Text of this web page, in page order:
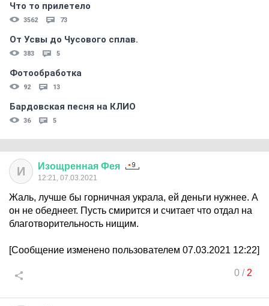
Что то прилетело
3562 73
От Усвы до Чусового сплав.
383 5
Фотообработка
92 13
Бардовская песня на КЛИО
36 5
И Изощренная Фея
12:21, 07.03.2021
Жаль, лучше бы горничная украла, ей деньги нужнее. А
он не обеднеет. Пусть смирится и считает что отдал на
благотворительность нищим.
[Сообщение изменено пользователем 07.03.2021 12:22]
0/ 2